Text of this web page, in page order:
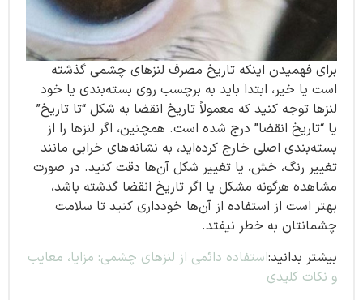
برای فهمیدن اینکه تاریخ مصرف لنزهای چشمی گذشته
است یا خیر، ابتدا باید به برچسب روی بسته‌بندی یا خود
لنزها توجه کنید که معمولاً تاریخ انقضا به شکل “تا تاریخ”
یا “تاریخ انقضا” درج شده است. همچنین، اگر لنزها را از
بسته‌بندی اصلی خارج کرده‌اید، به نشانه‌های خرابی مانند
تغییر رنگ، خش، یا تغییر شکل آن‌ها دقت کنید. در صورت
مشاهده هرگونه مشکل یا اگر تاریخ انقضا گذشته باشد،
بهتر است از استفاده از آن‌ها خودداری کنید تا سلامت
چشمانتان به خطر نیفتد.
بیشتر بدانید:استفاده دائمی از لنزهای چشمی: مزایا، معایب
و نکات کلیدی